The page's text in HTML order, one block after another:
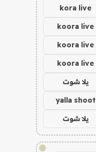
kora live
koora live
koora live
koora live
يلا شوت
yalla shoot
يلا شوت
!